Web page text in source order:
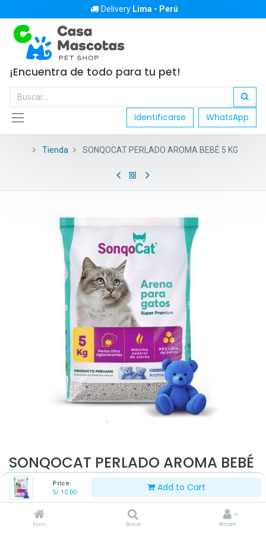
Price:
S/ 15.00 Add to Cart
Inicio Buscar Account
Delivery Lima - Perú
¡Encuentra de todo para tu pet!
Identificarse WhatsApp
Tienda SONQOCAT PERLADO AROMA BEBÉ 5 KG
SONQOCAT PERLADO AROMA BEBÉ
5 KG
15.00